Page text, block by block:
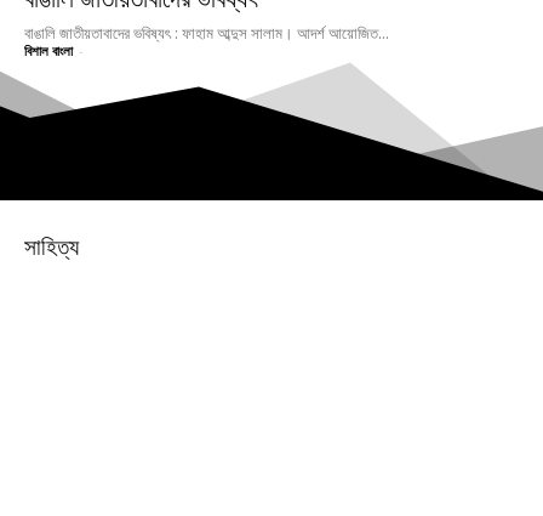
বাঙালি জাতীয়তাবাদের ভবিষ্যৎ : ফাহাম আব্দুস সালাম। আদর্শ আয়োজিত...
বিশাল বাংলা -
সাহিত্য